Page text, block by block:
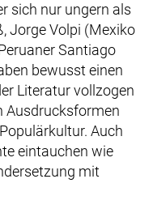
sich nur ungern als
Jorge Volpi (Mexiko
Santiago
bewusst einen
Literatur vollzogen
Ausdrucksformen
Auch
eintauchen wie
mit